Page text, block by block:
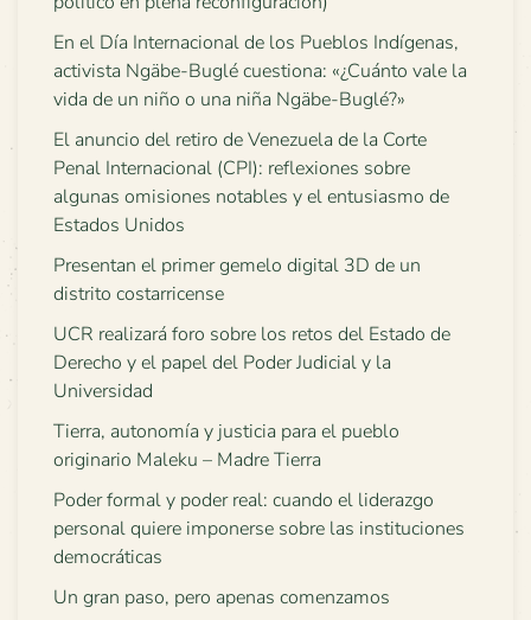
En el Día Internacional de los Pueblos Indígenas,
activista Ngäbe-Buglé cuestiona: «¿Cuánto vale la
vida de un niño o una niña Ngäbe-Buglé?»
El anuncio del retiro de Venezuela de la Corte
Penal Internacional (CPI): reflexiones sobre
algunas omisiones notables y el entusiasmo de
Estados Unidos
Presentan el primer gemelo digital 3D de un
distrito costarricense
UCR realizará foro sobre los retos del Estado de
Derecho y el papel del Poder Judicial y la
Universidad
Tierra, autonomía y justicia para el pueblo
originario Maleku – Madre Tierra
Poder formal y poder real: cuando el liderazgo
personal quiere imponerse sobre las instituciones
democráticas
Un gran paso, pero apenas comenzamos